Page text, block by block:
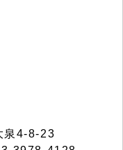
泉4-8-23